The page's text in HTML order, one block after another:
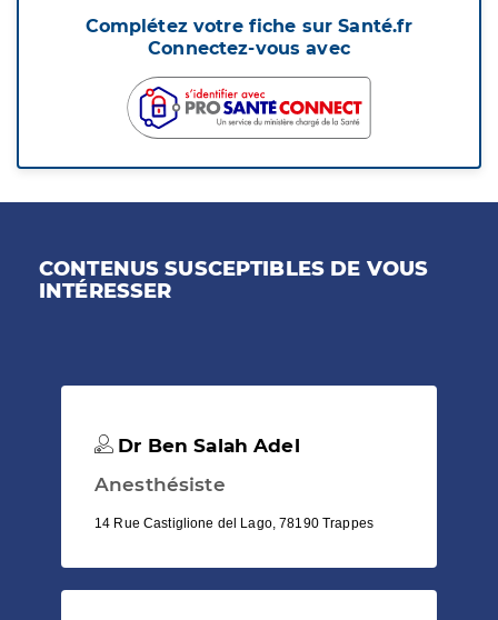
Complétez votre fiche sur Santé.fr
Connectez-vous avec
CONTENUS SUSCEPTIBLES DE VOUS
INTÉRESSER
Dr Ben Salah Adel
Anesthésiste
14 Rue Castiglione del Lago, 78190 Trappes